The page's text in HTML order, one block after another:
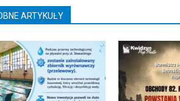
ARTYKUŁY